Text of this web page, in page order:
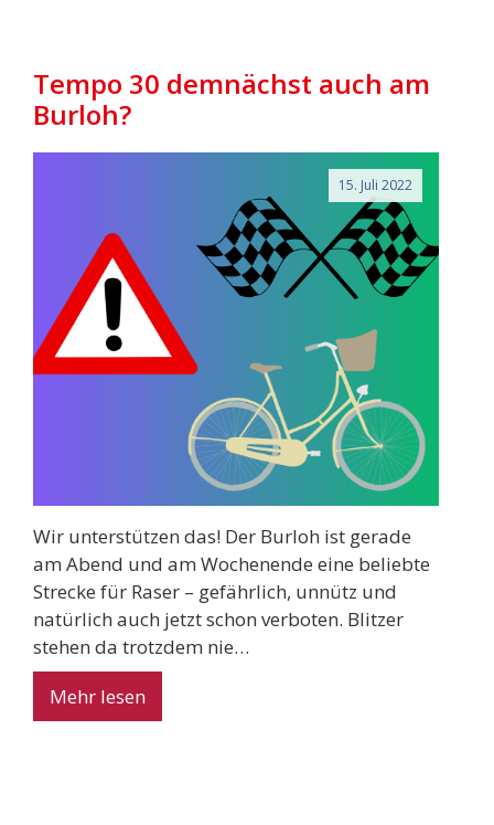
Tempo 30 demnächst auch am
Burloh?
15. Juli 2022
Wir unterstützen das! Der Burloh ist gerade
am Abend und am Wochenende eine beliebte
Strecke für Raser – gefährlich, unnütz und
natürlich auch jetzt schon verboten. Blitzer
stehen da trotzdem nie…
Mehr lesen